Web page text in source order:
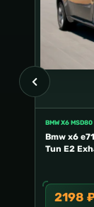
BMW X6 MSD80
Bmw x6
Tun E2
2198